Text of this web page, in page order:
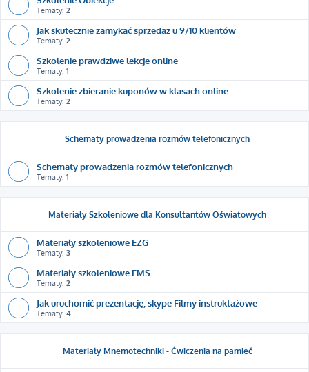
Tematy: 2
Jak skutecznie zamykać sprzedaż u 9/10 klientów
Tematy: 2
Szkolenie prawdziwe lekcje online
Tematy: 1
Szkolenie zbieranie kuponów w klasach online
Tematy: 2
Schematy prowadzenia rozmów telefonicznych
Schematy prowadzenia rozmów telefonicznych
Tematy: 1
Materiały Szkoleniowe dla Konsultantów Oświatowych
Materiały szkoleniowe EZG
Tematy: 3
Materiały szkoleniowe EMS
Tematy: 2
Jak uruchomić prezentację, skype Filmy instruktażowe
Tematy: 4
Materiały Mnemotechniki - Ćwiczenia na pamięć